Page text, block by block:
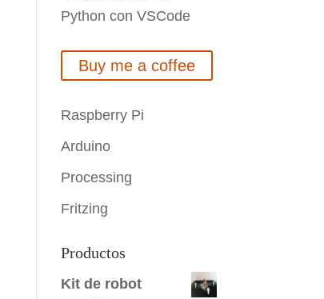
Python con VSCode
Buy me a coffee
Raspberry Pi
Arduino
Processing
Fritzing
Productos
Kit de robot